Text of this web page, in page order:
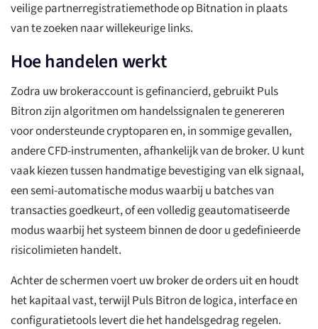
veilige partnerregistratiemethode op Bitnation in plaats
van te zoeken naar willekeurige links.
Hoe handelen werkt
Zodra uw brokeraccount is gefinancierd, gebruikt Puls
Bitron zijn algoritmen om handelssignalen te genereren
voor ondersteunde cryptoparen en, in sommige gevallen,
andere CFD-instrumenten, afhankelijk van de broker. U kunt
vaak kiezen tussen handmatige bevestiging van elk signaal,
een semi-automatische modus waarbij u batches van
transacties goedkeurt, of een volledig geautomatiseerde
modus waarbij het systeem binnen de door u gedefinieerde
risicolimieten handelt.
Achter de schermen voert uw broker de orders uit en houdt
het kapitaal vast, terwijl Puls Bitron de logica, interface en
configuratietools levert die het handelsgedrag regelen.